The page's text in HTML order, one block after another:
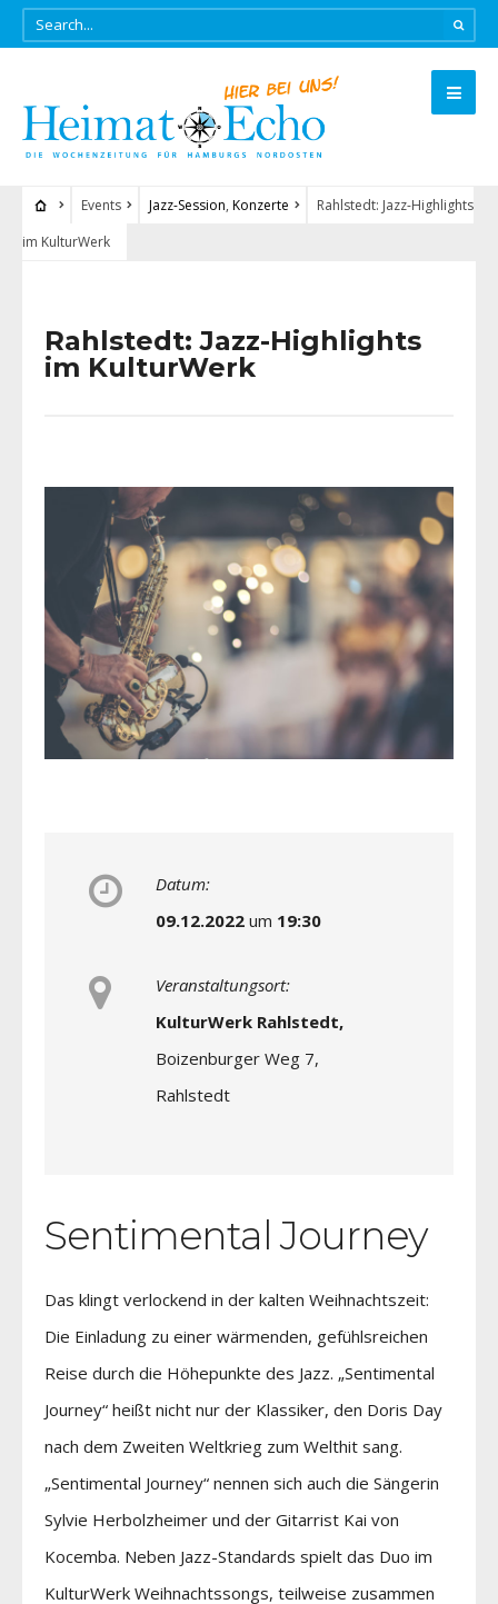
Events Jazz-Session, Konzerte
Rahlstedt: Jazz-Highlights
im KulturWerk
Rahlstedt: Jazz-Highlights
im KulturWerk
Datum:
09.12.2022 um 19:30
Veranstaltungsort:
KulturWerk Rahlstedt,
Boizenburger Weg 7,
Rahlstedt
Sentimental Journey
Das klingt verlockend in der kalten Weihnachtszeit:
Die Einladung zu einer wärmenden, gefühlsreichen
Reise durch die Höhepunkte des Jazz. „Sentimental
Journey“ heißt nicht nur der Klassiker, den Doris Day
nach dem Zweiten Weltkrieg zum Welthit sang.
„Sentimental Journey“ nennen sich auch die Sängerin
Sylvie Herbolzheimer und der Gitarrist Kai von
Kocemba. Neben Jazz-Standards spielt das Duo im
KulturWerk Weihnachtssongs, teilweise zusammen